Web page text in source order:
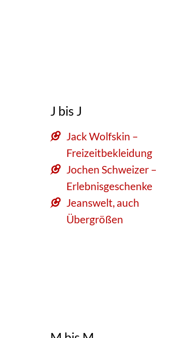
J bis J
Jack Wolfskin –
Freizeitbekleidung
Jochen Schweizer –
Erlebnisgeschenke
Jeanswelt, auch
Übergrößen